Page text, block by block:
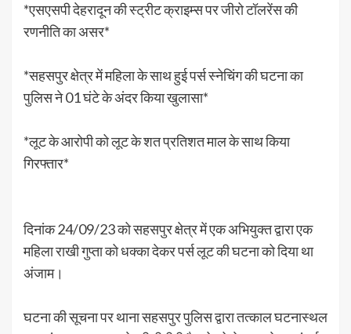
*एसएसपी देहरादून की स्ट्रीट क्राइम्स पर जीरो टॉलरेंस की
रणनीति का असर*
*सहसपुर क्षेत्र में महिला के साथ हुई पर्स स्नेचिंग की घटना का
पुलिस ने 01 घंटे के अंदर किया खुलासा*
*लूट के आरोपी को लूट के शत प्रतिशत माल के साथ किया
गिरफ्तार*
दिनांक 24/09/23 को सहसपुर क्षेत्र में एक अभियुक्त द्वारा एक
महिला राखी गुप्ता को धक्का देकर पर्स लूट की घटना को दिया था
अंजाम।
घटना की सूचना पर थाना सहसपुर पुलिस द्वारा तत्काल घटनास्थल